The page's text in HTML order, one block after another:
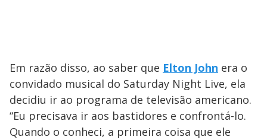
Em razão disso, ao saber que Elton John era o
convidado musical do Saturday Night Live, ela
decidiu ir ao programa de televisão americano.
“Eu precisava ir aos bastidores e confrontá-lo.
Quando o conheci, a primeira coisa que ele